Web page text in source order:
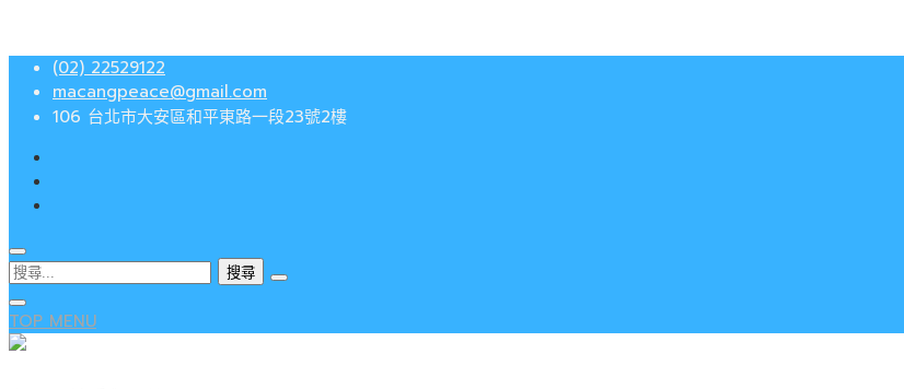
Skip
content
(02) 22529122
macangpeace@gmail.com
106 台北市大安區和平東路一段23號2樓
搜
尋
關
鍵
TOP MENU